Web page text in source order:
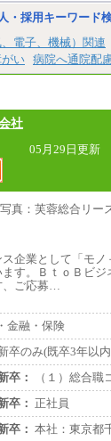
期間中も給与に変更
（２）
270,000円～
収：490万円～
万円/38歳・月給
190,000円～
収：340万円～610万
：
万円/28歳・月給26
万円/32歳・月給29万
201,000円～
収：360万円～680
：
は賞与含む、残業
アや能力等を考慮
す
手当：別途支給
に固定残業代含ま
間中も給与に変更
・採用キーワード
電子、機械）関連
い 病院へ通院配
社
05月29日更新
企業として「モ
す。ＢｔｏＢビジ
、ご応募…
金融・保険
卒のみ(既卒3年以
卒：
（１）総合職
卒： 正社員
卒： 本社：東京都